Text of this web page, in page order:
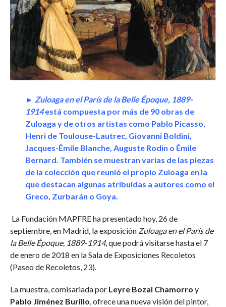
► Zuloaga en el París de la Belle Époque, 1889-
1914 está compuesta por más de 90 obras de
Zuloaga y de otros artistas como Pablo Picasso,
Henri de Toulouse-Lautrec, Giovanni Boldini,
Jacques-Émile Blanche, Auguste Rodin o Émile
Bernard. También se muestran varias de las piezas
de la colección que reunió el propio Zuloaga en la
que destacan algunas atribuidas a autores como el
Greco, Zurbarán o Goya.
La Fundación MAPFRE ha presentado hoy, 26 de
septiembre, en Madrid, la exposición Zuloaga en el París de
la Belle Époque, 1889-1914, que podrá visitarse hasta el 7
de enero de 2018 en la Sala de Exposiciones Recoletos
(Paseo de Recoletos, 23).
La muestra, comisariada por Leyre Bozal Chamorro y
Pablo Jiménez Burillo, ofrece una nueva visión del pintor,